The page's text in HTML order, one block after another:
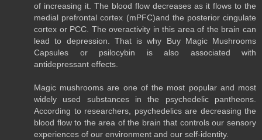
of increasing it. The blood flow decreases as it flows to the
medial prefrontal cortex (mPFC)and the posterior cingulate
cortex or PCC. The overactivity in this area of the brain can
lead to depression. That is why Buy Magic Mushrooms
Capsules or psilocybin is also associated with
antidepressant effects.
Magic mushrooms are one of the most popular and most
widely used substances in the psychedelic pantheons.
According to researchers, psychedelics are decreasing the
blood flow to the area of the brain that controls our sensory
experiences of our environment and our self-identity.